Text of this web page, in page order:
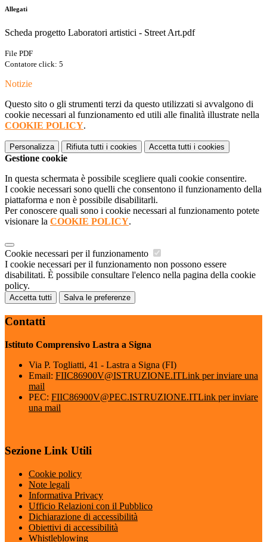
Allegati
Scheda progetto Laboratori artistici - Street Art.pdf
File PDF
Contatore click: 5
Notizie
Questo sito o gli strumenti terzi da questo utilizzati si avvalgono di
cookie necessari al funzionamento ed utili alle finalità illustrate nella
COOKIE POLICY.
Personalizza Rifiuta tutti i cookies Accetta tutti i cookies
Gestione cookie
In questa schermata è possibile scegliere quali cookie consentire.
I cookie necessari sono quelli che consentono il funzionamento della
piattaforma e non è possibile disabilitarli.
Per conoscere quali sono i cookie necessari al funzionamento potete
visionare la COOKIE POLICY.
Cookie necessari per il funzionamento
I cookie necessari per il funzionamento non possono essere
disabilitati. È possibile consultare l'elenco nella pagina della cookie
policy.
Accetta tutti Salva le preferenze
Contatti
Istituto Comprensivo Lastra a Signa
Via P. Togliatti, 41 - Lastra a Signa (FI)
Email: FIIC86900V@ISTRUZIONE.ITLink per inviare una
mail
PEC: FIIC86900V@PEC.ISTRUZIONE.ITLink per inviare
una mail
Sezione Link Utili
Cookie policy
Note legali
Informativa Privacy
Ufficio Relazioni con il Pubblico
Dichiarazione di accessibilità
Obiettivi di accessibilità
Whistleblowing